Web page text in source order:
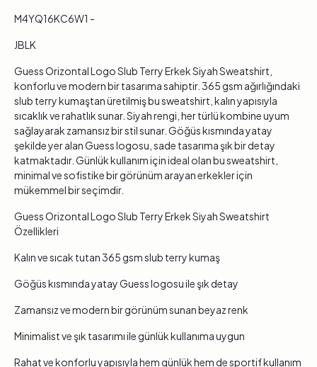
M4YQ16KC6W1 -
JBLK
Guess Orizontal Logo Slub Terry Erkek Siyah Sweatshirt,
konforlu ve modern bir tasarıma sahiptir. 365 gsm ağırlığındaki
slub terry kumaştan üretilmiş bu sweatshirt, kalın yapısıyla
sıcaklık ve rahatlık sunar. Siyah rengi, her türlü kombine uyum
sağlayarak zamansız bir stil sunar. Göğüs kısmında yatay
şekilde yer alan Guess logosu, sade tasarıma şık bir detay
katmaktadır. Günlük kullanım için ideal olan bu sweatshirt,
minimal ve sofistike bir görünüm arayan erkekler için
mükemmel bir seçimdir.
Guess Orizontal Logo Slub Terry Erkek Siyah Sweatshirt
Özellikleri
Kalın ve sıcak tutan 365 gsm slub terry kumaş
Göğüs kısmında yatay Guess logosu ile şık detay
Zamansız ve modern bir görünüm sunan beyaz renk
Minimalist ve şık tasarımı ile günlük kullanıma uygun
Rahat ve konforlu yapısıyla hem günlük hem de sportif kullanım